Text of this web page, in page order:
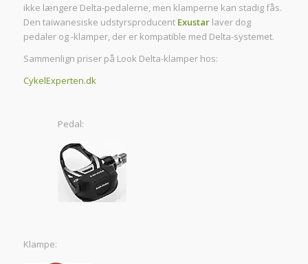
ikke længere Delta-pedalerne, men klamperne kan stadig fås.
Den taiwanesiske udstyrsproducent Exustarlaver dog
pedaler og -klamper, der er kompatible med Delta-systemet.
Sammenlign priser på Look Delta-klamper hos:
CykelExperten.dk
Pedal:
Klampe: